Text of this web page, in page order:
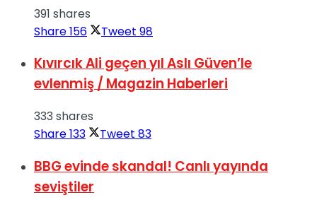
391 shares
Share156 Tweet 98
Kıvırcık Ali geçen yıl Aslı Güven’le
evlenmiş / Magazin Haberleri
333 shares
Share133 Tweet 83
BBG evinde skandal! Canlı yayında
seviştiler